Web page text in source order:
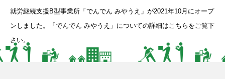
就労継続支援B型事業所「でんでん みやうえ」が2021年10月にオープ
ンしました。「でんでん みやうえ」についての詳細はこちらをご覧下
さい。